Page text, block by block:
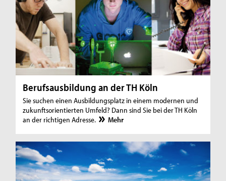
Berufsausbildung an der TH Köln
Sie suchen einen Ausbildungsplatz in einem modernen und
zukunftsorientierten Umfeld? Dann sind Sie bei der TH Köln
an der richtigen Adresse.
Mehr